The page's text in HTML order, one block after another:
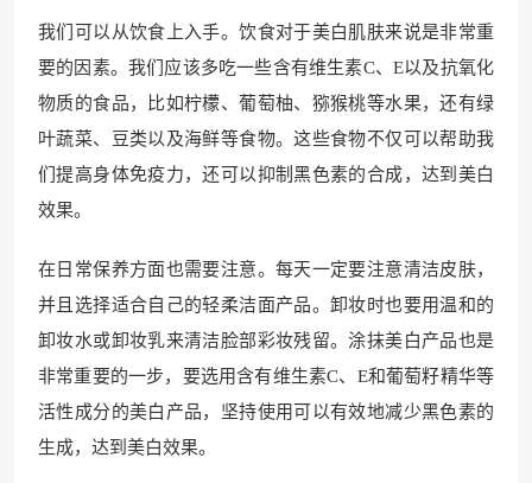
我们可以从饮食上入手。饮食对于美白肌肤来说是非常重
要的因素。我们应该多吃一些含有维生素C、E以及抗氧化
物质的食品，比如柠檬、葡萄柚、猕猴桃等水果，还有绿
叶蔬菜、豆类以及海鲜等食物。这些食物不仅可以帮助我
们提高身体免疫力，还可以抑制黑色素的合成，达到美白
效果。
在日常保养方面也需要注意。每天一定要注意清洁皮肤，
并且选择适合自己的轻柔洁面产品。卸妆时也要用温和的
卸妆水或卸妆乳来清洁脸部彩妆残留。涂抹美白产品也是
非常重要的一步，要选用含有维生素C、E和葡萄籽精华等
活性成分的美白产品，坚持使用可以有效地减少黑色素的
生成，达到美白效果。